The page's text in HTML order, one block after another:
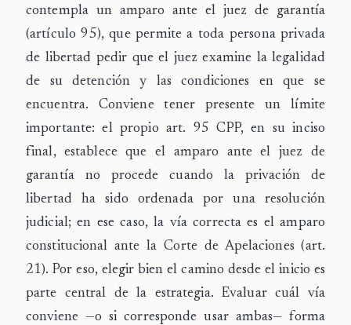
contempla un amparo ante el juez de garantía
(artículo 95), que permite a toda persona privada
de libertad pedir que el juez examine la legalidad
de su detención y las condiciones en que se
encuentra. Conviene tener presente un límite
importante: el propio art. 95 CPP, en su inciso
final, establece que el amparo ante el juez de
garantía no procede cuando la privación de
libertad ha sido ordenada por una resolución
judicial; en ese caso, la vía correcta es el amparo
constitucional ante la Corte de Apelaciones (art.
21). Por eso, elegir bien el camino desde el inicio es
parte central de la estrategia. Evaluar cuál vía
conviene —o si corresponde usar ambas— forma